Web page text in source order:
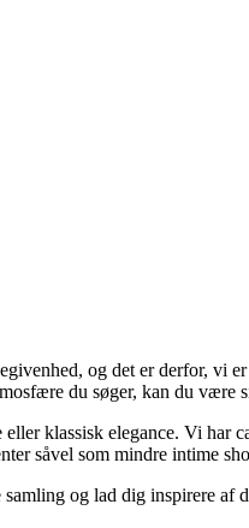
og det er derfor, vi
du søger, kan du være
klassisk elegance. Vi har
såvel som mindre intime
og lad dig inspirere af